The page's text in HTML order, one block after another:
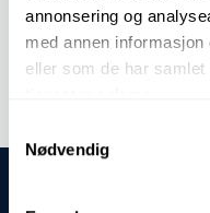
annonsering og
med annen
eller som de har
Nødvendig
Order analysis -Cloud